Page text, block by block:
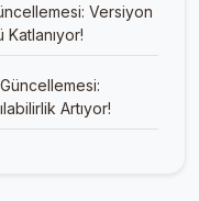
Versiyon
Artıyor!